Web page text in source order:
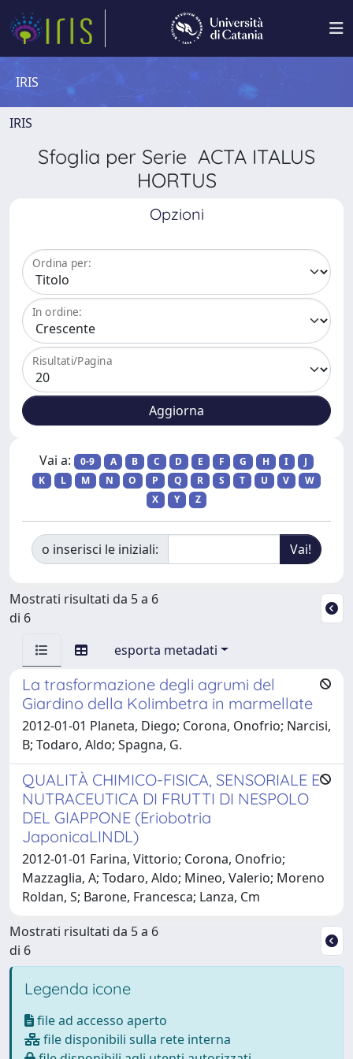
IRIS
IRIS
Sfoglia per Serie ACTA ITALUS
HORTUS
Opzioni
Ordina per:
In ordine:
Risultati/Pagina
Vai a: 0-9 A B C D E F G H I
J
K
L M N O P Q R S T U V
W
X
Y Z
o inserisci le iniziali:
Mostrati risultati da 5 a 6
di 6
esporta metadati
La trasformazione degli agrumi del
Giardino della Kolimbetra in marmellate
2012-01-01 Planeta, Diego; Corona, Onofrio; Narcisi,
B; Todaro, Aldo; Spagna, G.
QUALITÀ CHIMICO-FISICA, SENSORIALE E
NUTRACEUTICA DI FRUTTI DI NESPOLO
DEL GIAPPONE (Eriobotria
JaponicaLINDL)
2012-01-01 Farina, Vittorio; Corona, Onofrio;
Mazzaglia, A; Todaro, Aldo; Mineo, Valerio; Moreno
Roldan, S; Barone, Francesca; Lanza, Cm
Mostrati risultati da 5 a 6
di 6
Legenda icone
file ad accesso aperto
file disponibili sulla rete interna